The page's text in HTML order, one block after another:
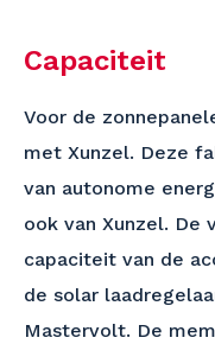
Capaciteit
Voor de
met Xunzel. Deze
van autonome
ook van Xunzel.
capaciteit van de
de solar
Mastervolt. De